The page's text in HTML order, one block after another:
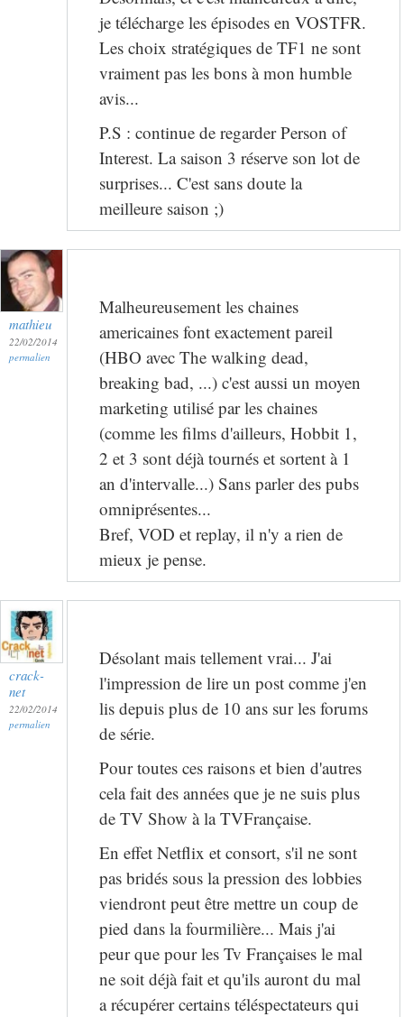
je télécharge les épisodes en VOSTFR.
Les choix stratégiques de TF1 ne sont
vraiment pas les bons à mon humble
avis...
P.S : continue de regarder Person of
Interest. La saison 3 réserve son lot de
surprises... C'est sans doute la
meilleure saison ;)
mathieu
22/02/2014
permalien
Malheureusement les chaines
americaines font exactement pareil
(HBO avec The walking dead,
breaking bad, ...) c'est aussi un moyen
marketing utilisé par les chaines
(comme les films d'ailleurs, Hobbit 1,
2 et 3 sont déjà tournés et sortent à 1
an d'intervalle...) Sans parler des pubs
omniprésentes...
Bref, VOD et replay, il n'y a rien de
mieux je pense.
crack-
net
22/02/2014
permalien
Désolant mais tellement vrai... J'ai
l'impression de lire un post comme j'en
lis depuis plus de 10 ans sur les forums
de série.
Pour toutes ces raisons et bien d'autres
cela fait des années que je ne suis plus
de TV Show à la TVFrançaise.
En effet Netflix et consort, s'il ne sont
pas bridés sous la pression des lobbies
viendront peut être mettre un coup de
pied dans la fourmilière... Mais j'ai
peur que pour les Tv Françaises le mal
ne soit déjà fait et qu'ils auront du mal
a récupérer certains téléspectateurs qui